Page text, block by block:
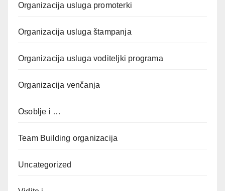
Organizacija usluga promoterki
Organizacija usluga štampanja
Organizacija usluga voditeljki programa
Organizacija venčanja
Osoblje i …
Team Building organizacija
Uncategorized